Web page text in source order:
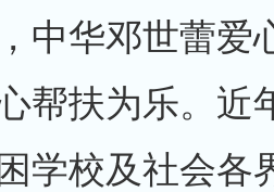
华邓世蕾爱
帮扶为乐。近
学校及社会各